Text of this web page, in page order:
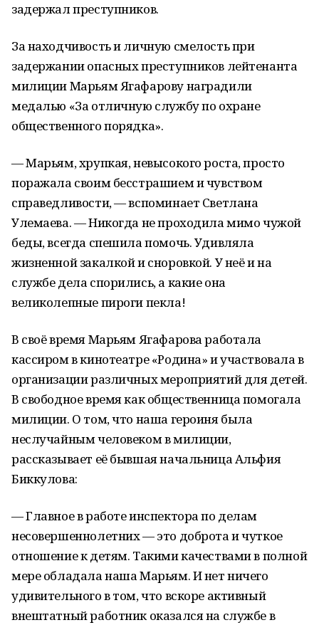
задержал преступников.
За находчивость и личную смелость при
задержании опасных преступников лейтенанта
милиции Марьям Ягафарову наградили
медалью «За отличную службу по охране
общественного порядка».
— Марьям, хрупкая, невысокого роста, просто
поражала своим бесстрашием и чувством
справедливости, — вспоминает Светлана
Улемаева. — Никогда не проходила мимо чужой
беды, всегда спешила помочь. Удивляла
жизненной закалкой и сноровкой. У неё и на
службе дела спорились, а какие она
великолепные пироги пекла!
В своё время Марьям Ягафарова работала
кассиром в кинотеатре «Родина» и участвовала в
организации различных мероприятий для детей.
В свободное время как общественница помогала
милиции. О том, что наша героиня была
неслучайным человеком в милиции,
рассказывает её бывшая начальница Альфия
Биккулова:
— Главное в работе инспектора по делам
несовершеннолетних — это доброта и чуткое
отношение к детям. Такими качествами в полной
мере обладала наша Марьям. И нет ничего
удивительного в том, что вскоре активный
внештатный работник оказался на службе в